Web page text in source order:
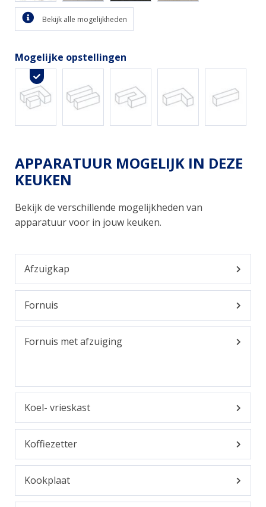
Bekijk alle mogelijkheden
Mogelijke opstellingen
APPARATUUR MOGELIJK IN DEZE
KEUKEN
Bekijk de verschillende mogelijkheden van
apparatuur voor in jouw keuken.
Afzuigkap
Fornuis
Fornuis met afzuiging
Koel- vrieskast
Koffiezetter
Kookplaat